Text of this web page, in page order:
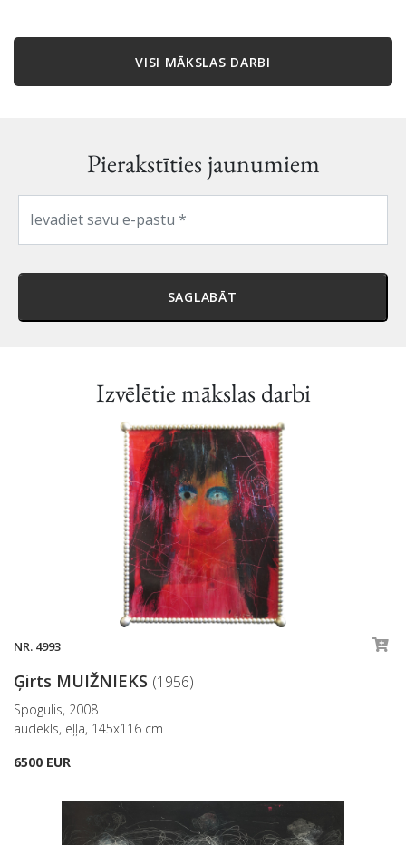
VISI MĀKSLAS DARBI
Pierakstīties jaunumiem
SAGLABĀT
Izvēlētie mākslas darbi
NR. 4993
Ģirts MUIŽNIEKS (1956)
Spogulis, 2008
audekls, eļļa, 145x116 cm
6500 EUR